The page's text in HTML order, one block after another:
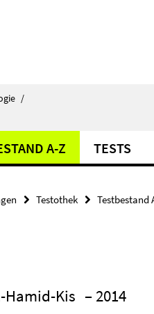
/
A-Z TESTS
Testothek Testbestand
Kis – 2014